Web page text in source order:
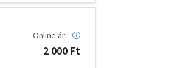
Online ár:
2 000 Ft